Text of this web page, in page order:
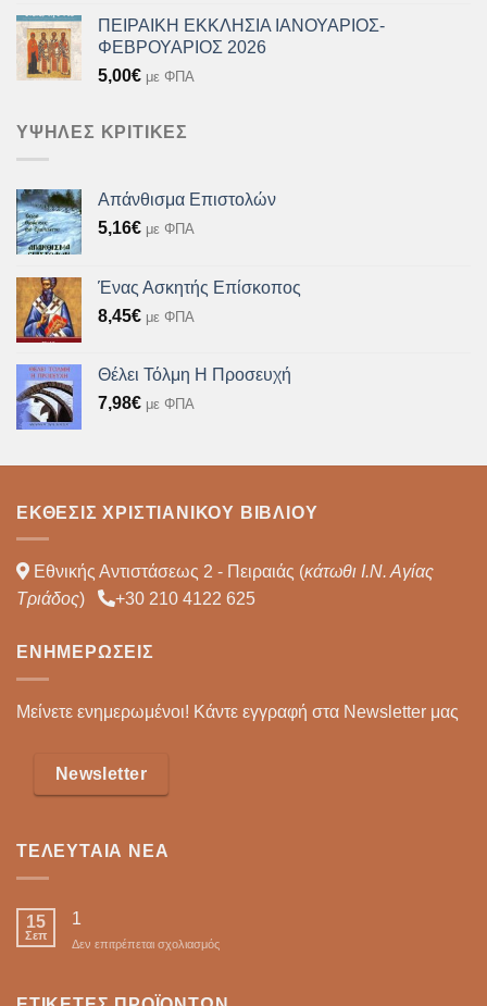
ΠΕΙΡΑΙΚΗ ΕΚΚΛΗΣΙΑ ΙΑΝΟΥΑΡΙΟΣ-
ΦΕΒΡΟΥΑΡΙΟΣ 2026
5,00€ με ΦΠΑ
ΥΨΗΛΈΣ ΚΡΙΤΙΚΈΣ
Απάνθισμα Επιστολών
5,16€ με ΦΠΑ
Ένας Ασκητής Επίσκοπος
8,45€ με ΦΠΑ
Θέλει Τόλμη Η Προσευχή
7,98€ με ΦΠΑ
ΈΚΘΕΣΙΣ ΧΡΙΣΤΙΑΝΙΚΟΎ ΒΙΒΛΊΟΥ
Εθνικής Αντιστάσεως 2 - Πειραιάς (κάτωθι Ι.Ν. Αγίας
Τριάδος) +30 210 4122 625
ΕΝΗΜΕΡΏΣΕΙΣ
Μείνετε ενημερωμένοι! Κάντε εγγραφή στα Newsletter μας
Newsletter
ΤΕΛΕΥΤΑΊΑ ΝΈΑ
15
Σεπ
1
Δεν επιτρέπεται σχολιασμόςστο